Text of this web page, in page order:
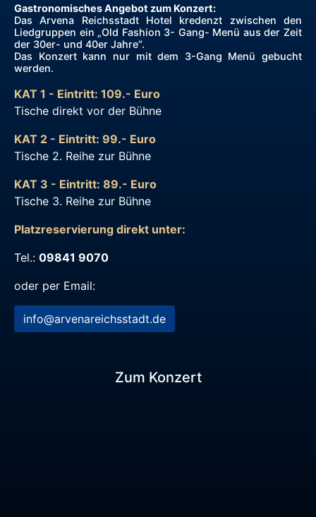
Gastronomisches Angebot zum Konzert:
Das Arvena Reichsstadt Hotel kredenzt zwischen den
Liedgruppen ein „Old Fashion 3- Gang- Menü aus der Zeit
der 30er- und 40er Jahre“.
Das Konzert kann nur mit dem 3-Gang Menü gebucht
werden.
KAT 1 - Eintritt: 109.- Euro
Tische direkt vor der Bühne
KAT 2 - Eintritt: 99.- Euro
Tische 2. Reihe zur Bühne
KAT 3 - Eintritt: 89.- Euro
Tische 3. Reihe zur Bühne
Platzreservierung direkt unter:
Tel.: 09841 9070
oder per Email:
info@arvenareichsstadt.de
Zum Konzert